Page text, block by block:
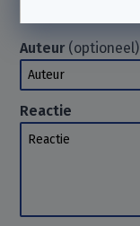
Auteur(optioneel)
Auteur
Reactie
Reactie